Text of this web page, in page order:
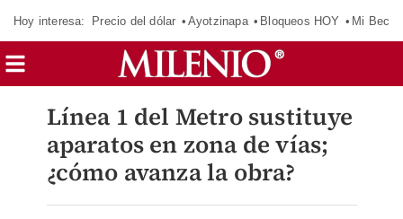
Hoy interesa: Precio del dólar Ayotzinapa Bloqueos HOY Mi Beca
Línea 1 del Metro sustituye
aparatos en zona de vías;
¿cómo avanza la obra?